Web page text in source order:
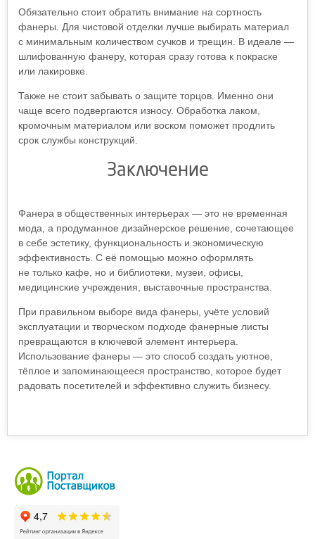
Обязательно стоит обратить внимание на сортность
фанеры. Для чистовой отделки лучше выбирать материал
с минимальным количеством сучков и трещин. В идеале —
шлифованную фанеру, которая сразу готова к покраске
или лакировке.
Также не стоит забывать о защите торцов. Именно они
чаще всего подвергаются износу. Обработка лаком,
кромочным материалом или воском поможет продлить
срок службы конструкций.
Заключение
Фанера в общественных интерьерах — это не временная
мода, а продуманное дизайнерское решение, сочетающее
в себе эстетику, функциональность и экономическую
эффективность. С её помощью можно оформлять
не только кафе, но и библиотеки, музеи, офисы,
медицинские учреждения, выставочные пространства.
При правильном выборе вида фанеры, учёте условий
эксплуатации и творческом подходе фанерные листы
превращаются в ключевой элемент интерьера.
Использование фанеры — это способ создать уютное,
тёплое и запоминающееся пространство, которое будет
радовать посетителей и эффективно служить бизнесу.